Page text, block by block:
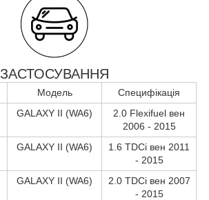
ЗАСТОСУВАННЯ
Модель
Специфікація
GALAXY II (WA6)
2.0 Flexifuel вен
2006 - 2015
GALAXY II (WA6)
1.6 TDCi вен 2011
- 2015
GALAXY II (WA6)
2.0 TDCi вен 2007
- 2015